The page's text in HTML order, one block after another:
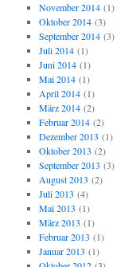
November 2014(1)
Oktober 2014(3)
September 2014(3)
Juli 2014(1)
Juni 2014(1)
Mai 2014(1)
April 2014(1)
März 2014(2)
Februar 2014(2)
Dezember 2013 (1)
Oktober 2013 (2)
September 2013 (3)
August 2013 (2)
Juli 2013 (4)
Mai 2013 (1)
März 2013 (1)
Februar 2013 (1)
Januar 2013 (1)